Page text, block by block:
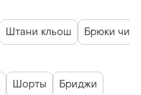
Штани кльош Брюки
Шорты Бриджи